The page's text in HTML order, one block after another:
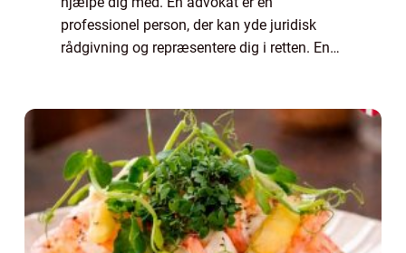
professionel person, der kan yde juridisk
rådgivning og repræsentere dig i retten. En